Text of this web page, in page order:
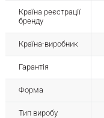
Країна реєстрації
бренду
Країна-виробник
Гарантія
Форма
Тип виробу